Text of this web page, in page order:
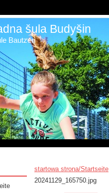
šula Budyšin
Bautzen
startowa strona/Startseite
20241129_165750.jpg